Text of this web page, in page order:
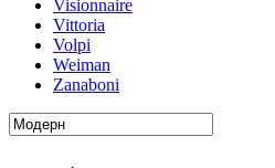
Visionnaire
Vittoria
Volpi
Weiman
Zanaboni